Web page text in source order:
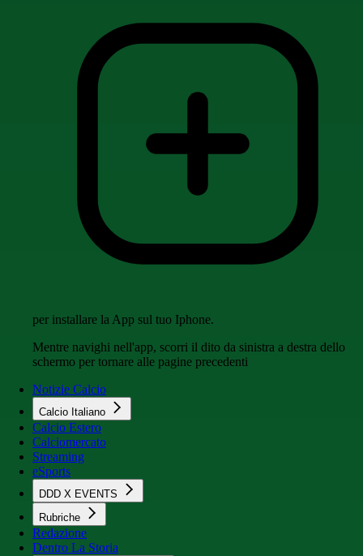
per installare la App sul tuo Iphone.
Mentre navighi nell'app, scorri il dito da sinistra a destra dello
schermo per tornare alle pagine precedenti
Notizie Calcio
Calcio Italiano
Calcio Estero
Calciomercato
Streaming
eSports
DDD X EVENTS
Rubriche
Redazione
Dentro La Storia